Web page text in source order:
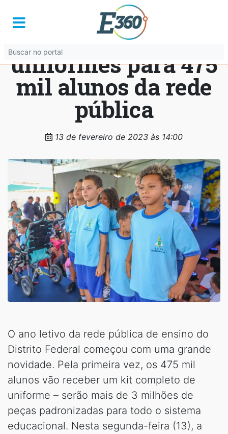
GDF fornecerá
gratuitamente
uniformes para 475
mil alunos da rede
pública
13 de fevereiro de 2023 às 14:00
O ano letivo da rede pública de ensino do
Distrito Federal começou com uma grande
novidade. Pela primeira vez, os 475 mil
alunos vão receber um kit completo de
uniforme – serão mais de 3 milhões de
peças padronizadas para todo o sistema
educacional. Nesta segunda-feira (13), a